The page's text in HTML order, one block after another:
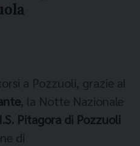
a Pozzuoli, grazie al
, la Notte Nazionale
Pitagora di Pozzuoli
di